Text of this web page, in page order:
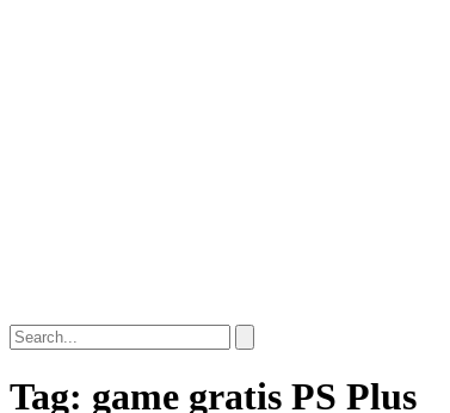
Tag: game gratis PS Plus